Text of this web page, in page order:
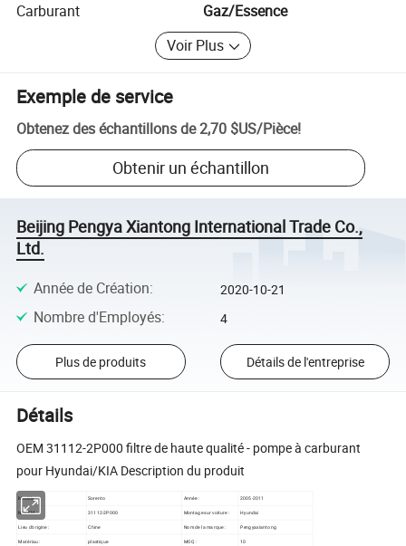
Carburant
Gaz/Essence
Voir Plus
Exemple de service
Obtenez des échantillons de2,70 $US/Pièce!
Obtenir un échantillon
Beijing Pengya Xiantong International Trade Co.,
Ltd.
Année de Création: 2020-10-21
Nombre d'Employés: 4
Plus de produits Détails de l'entreprise
Détails
OEM 31112-2P000 filtre de haute qualité - pompe à carburant
pour Hyundai/KIA Description du produit
Modèle : Sorento Année : 2005-2011
N° OEM : 31112-2P000 Montage sur voiture : Hyundai
Lieu d'origine : Chine Nom de la marque : Pengyaxiantong
Matériau : plastique MOQ : 10